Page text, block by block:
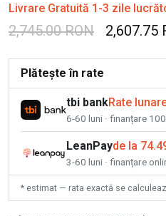
Livrare Gratuită 1-3 zile
2,745.00 RON 2,607.75
Plătește în rate
tbi bankRate
6-60 luni · finanțare
LeanPayde la
3-60 luni · finanțare
* estimat — rata exactă se